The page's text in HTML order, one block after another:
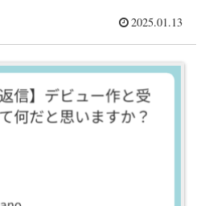
2025.01.13